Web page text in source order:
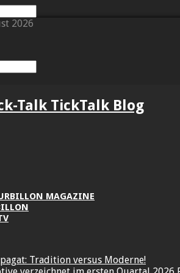
2026
Talk TickTalk Blog
MAGAZINE
Tradition versus Moderne!